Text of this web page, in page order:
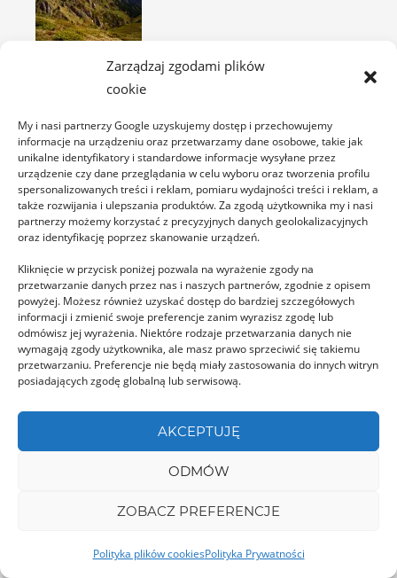
Zarządzaj zgodami plików
cookie
My i nasi partnerzy Google uzyskujemy dostęp i przechowujemy
informacje na urządzeniu oraz przetwarzamy dane osobowe, takie jak
unikalne identyfikatory i standardowe informacje wysyłane przez
urządzenie czy dane przeglądania w celu wyboru oraz tworzenia profilu
spersonalizowanych treści i reklam, pomiaru wydajności treści i reklam, a
także rozwijania i ulepszania produktów. Za zgodą użytkownika my i nasi
partnerzy możemy korzystać z precyzyjnych danych geolokalizacyjnych
oraz identyfikację poprzez skanowanie urządzeń.
Kliknięcie w przycisk poniżej pozwala na wyrażenie zgody na
przetwarzanie danych przez nas i naszych partnerów, zgodnie z opisem
powyżej. Możesz również uzyskać dostęp do bardziej szczegółowych
informacji i zmienić swoje preferencje zanim wyrazisz zgodę lub
odmówisz jej wyrażenia. Niektóre rodzaje przetwarzania danych nie
wymagają zgody użytkownika, ale masz prawo sprzeciwić się takiemu
przetwarzaniu. Preferencje nie będą miały zastosowania do innych witryn
posiadających zgodę globalną lub serwisową.
AKCEPTUJĘ
ODMÓW
ZOBACZ PREFERENCJE
Polityka plików cookiesPolityka Prywatności
Góry Întorsurii z pasmem Gór Ciucaş są
masywem, należącym do tzw. „Karpat Zakrętu”,
ze względu …
SĂLAJ
Rezerwat Grădina Zmeilor
Rezerwat Grădina Zmeilor, przypomina swoim
wyglądem skalne miasta znane z Czech. Położony